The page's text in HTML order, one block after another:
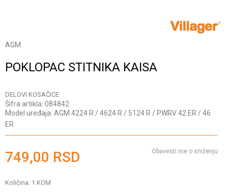
AGM
POKLOPAC STITNIKA KAISA
DELOVI KOSAČICE
Šifra artikla: 084842
Model uređaja: AGM 4224 R / 4624 R / 5124 R / PWRV 42 ER / 46
ER
749,00 RSD Obavesti me o sniženju
Količina: 1 KOM